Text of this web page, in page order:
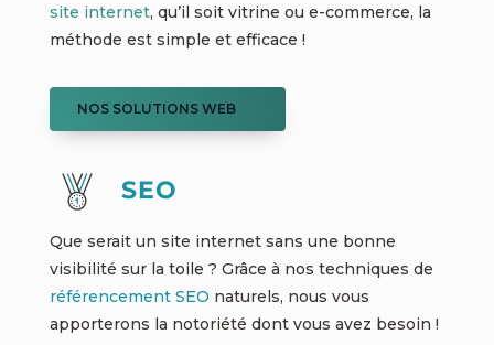
site internet, qu’il soit vitrine ou e-commerce, la
méthode est simple et efficace !
NOS SOLUTIONS WEB
SEO
Que serait un site internet sans une bonne
visibilité sur la toile ? Grâce à nos techniques de
référencement SEO naturels, nous vous
apporterons la notoriété dont vous avez besoin !